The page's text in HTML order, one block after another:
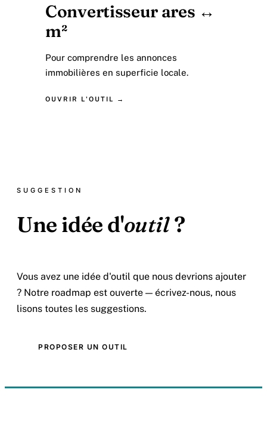
Convertisseur ares ↔
m²
Pour comprendre les annonces
immobilières en superficie locale.
OUVRIR L'OUTIL →
SUGGESTION
Une idée d'outil?
Vous avez une idée d'outil que nous devrions ajouter
? Notre roadmap est ouverte — écrivez-nous, nous
lisons toutes les suggestions.
PROPOSER UN OUTIL